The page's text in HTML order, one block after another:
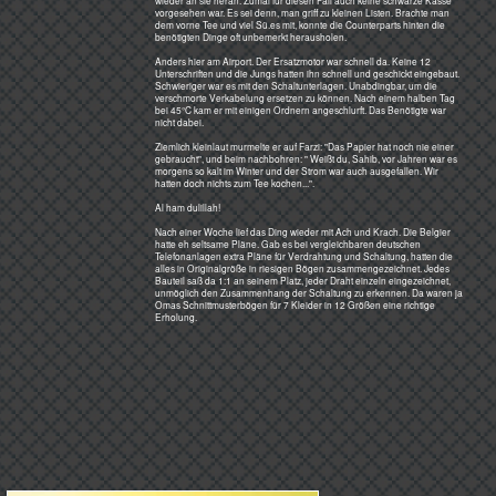
Sind die Spuren von Schakalen?
Genau wie am nächsten Morgen.
Auf dem Schlafsack saß der
größte je gesehene Skorpion mit
hoch erhobenem Schwanz und
drohendem Stachel. Um alle
Schlafsäcke herum waren
Tierspuren zu sehen, viele
gewundene von Schlangen.
Schlangen gab es viele im Land
und alle waren tödlich. Der
Arbeitgeber versorgte uns
halbjährlich mit Serum. Es lag
manchmal im Wagen, ungekühlt...
Die Wüste lebt wirklich - wer hätte
das gedacht.
Und hart ist sie. Der Sand ist so
fein und gibt nicht nach, drückte
verdammt durch den dicken
Schlafsack.
Sonne traf uns wie mit einer
Auch der Fahrer hat die Nacht gut
überlebt, war allerdings sichtbar
gealtert...
Das Argandabtal nördlich von Kandahar